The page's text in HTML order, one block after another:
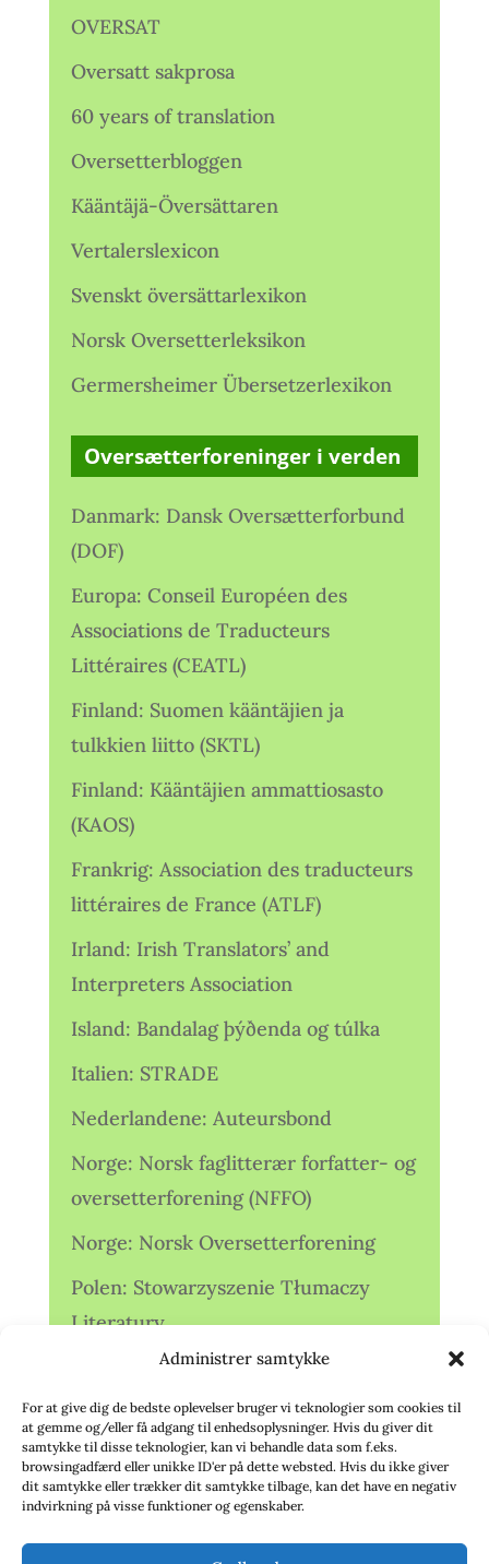
Administrer samtykke
For at give dig de bedste oplevelser bruger vi teknologier som cookies til
at gemme og/eller få adgang til enhedsoplysninger. Hvis du giver dit
samtykke til disse teknologier, kan vi behandle data som f.eks.
browsingadfærd eller unikke ID'er på dette websted. Hvis du ikke giver
dit samtykke eller trækker dit samtykke tilbage, kan det have en negativ
indvirkning på visse funktioner og egenskaber.
OVERSAT
Oversatt sakprosa
60 years of translation
Oversetterbloggen
Kääntäjä-Översättaren
Vertalerslexicon
Svenskt översättarlexikon
Norsk Oversetterleksikon
Germersheimer Übersetzerlexikon
Oversætterforeninger i verden
Danmark: Dansk Oversætterforbund
(DOF)
Europa: Conseil Européen des
Associations de Traducteurs
Littéraires (CEATL)
Finland: Suomen kääntäjien ja
tulkkien liitto (SKTL)
Finland: Kääntäjien ammattiosasto
(KAOS)
Frankrig: Association des traducteurs
littéraires de France (ATLF)
Irland: Irish Translators’ and
Interpreters Association
Island: Bandalag þýðenda og túlka
Italien: STRADE
Nederlandene: Auteursbond
Norge: Norsk faglitterær forfatter- og
oversetterforening (NFFO)
Norge: Norsk Oversetterforening
Polen: Stowarzyszenie Tłumaczy
Literatury
Storbritannien: Translators
Association (TA)
Sverige: Översättarsektionen (Ö.)
Sverige: Översättarcentrum (ÖC)